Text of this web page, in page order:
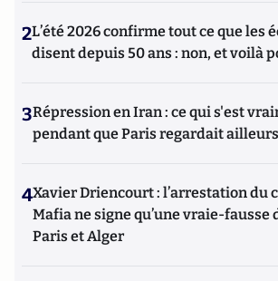
2L’été 2026 confirme tout ce que les
disent depuis 50 ans : non, et voilà
3Répression en Iran : ce qui s'est
pendant que Paris regardait ailleurs
4Xavier Driencourt : l’arrestation du
Mafia ne signe qu’une vraie-fausse
Paris et Alger